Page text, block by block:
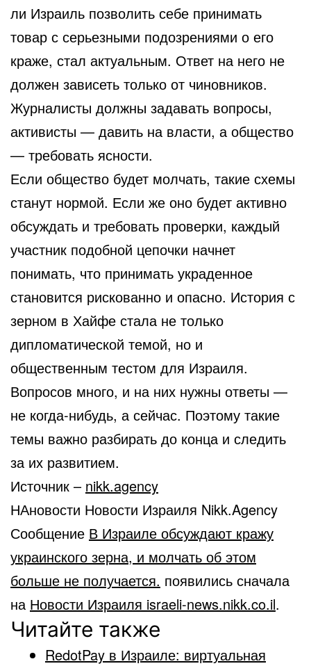
ли Израиль позволить себе принимать
товар с серьезными подозрениями о его
краже, стал актуальным. Ответ на него не
должен зависеть только от чиновников.
Журналисты должны задавать вопросы,
активисты — давить на власти, а общество
— требовать ясности.
Если общество будет молчать, такие схемы
станут нормой. Если же оно будет активно
обсуждать и требовать проверки, каждый
участник подобной цепочки начнет
понимать, что принимать украденное
становится рискованно и опасно. История с
зерном в Хайфе стала не только
дипломатической темой, но и
общественным тестом для Израиля.
Вопросов много, и на них нужны ответы —
не когда-нибудь, а сейчас. Поэтому такие
темы важно разбирать до конца и следить
за их развитием.
Источник – nikk.agency
НАновости Новости Израиля Nikk.Agency
Сообщение В Израиле обсуждают кражу
украинского зерна, и молчать об этом
больше не получается. появились сначала
на Новости Израиля israeli-news.nikk.co.il.
Читайте также
RedotPay в Израиле: виртуальная